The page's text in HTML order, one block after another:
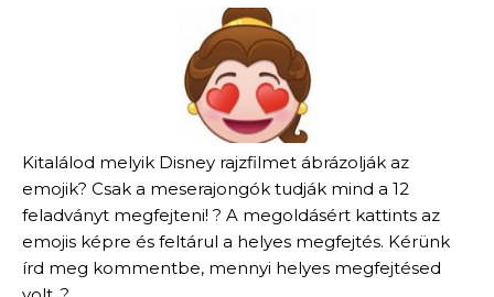
Kitalálod melyik Disney rajzfilmet ábrázolják az
emojik? Csak a meserajongók tudják mind a 12
feladványt megfejteni! ? A megoldásért kattints az
emojis képre és feltárul a helyes megfejtés. Kérünk
írd meg kommentbe, mennyi helyes megfejtésed